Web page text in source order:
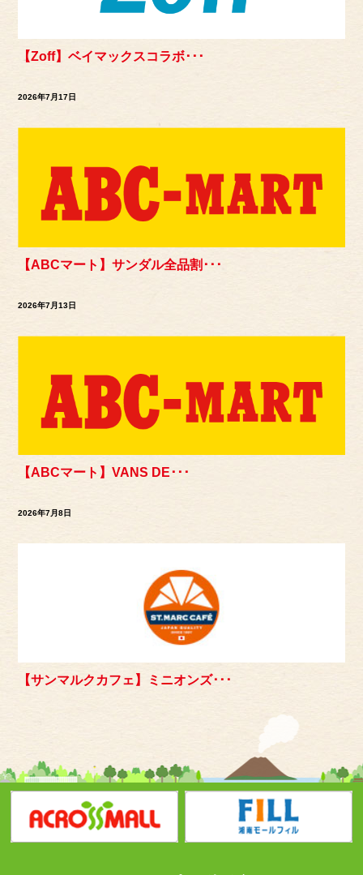
【Zoff】ベイマックスコラボ･･･
2026年7月17日
【ABCマート】サンダル全品割･･･
2026年7月13日
【ABCマート】VANS DE･･･
2026年7月8日
【サンマルクカフェ】ミニオンズ･･･